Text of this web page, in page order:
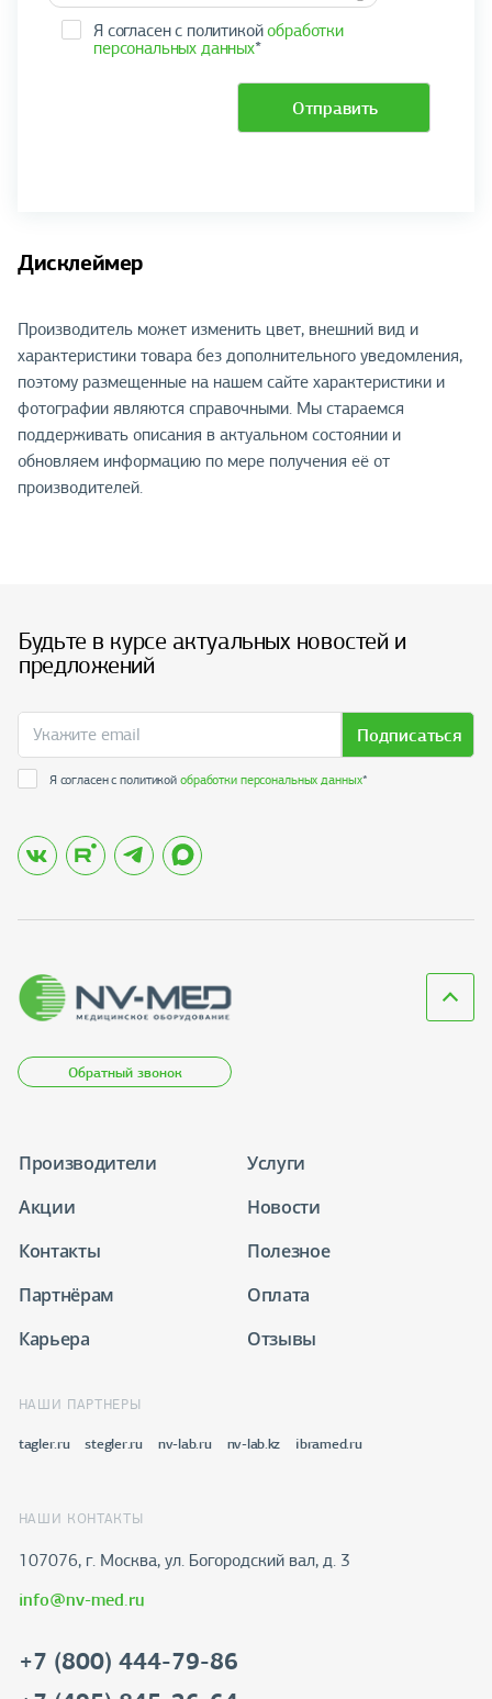
Я согласен с политикойобработки
персональных данных*
Отправить
Дисклеймер
Производитель может изменить цвет, внешний вид и
характеристики товара без дополнительного уведомления,
поэтому размещенные на нашем сайте характеристики и
фотографии являются справочными. Мы стараемся
поддерживать описания в актуальном состоянии и
обновляем информацию по мере получения её от
производителей.
Будьте в курсе актуальных новостей и
предложений
Подписаться
Я согласен с политикойобработки персональных данных*
Обратный звонок
Производители
Услуги
Акции
Новости
Контакты
Полезное
Партнёрам
Оплата
Карьера
Отзывы
НАШИ ПАРТНЕРЫ
tagler.ru stegler.ru nv-lab.ru nv-lab.kz ibramed.ru
НАШИ КОНТАКТЫ
107076, г. Москва, ул. Богородский вал, д. 3
info@nv-med.ru
+7 (800) 444-79-86